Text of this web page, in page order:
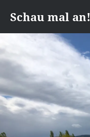
Inhalt
springen
Schau mal an!